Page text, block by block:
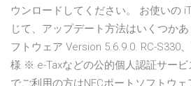
ウンロードしてください。 お使いの
じて、アップデート方法はいくつか
フトウェア Version 5.6.9.0. RC-S330
様 ※ e-Taxなどの公的個人認証サービ